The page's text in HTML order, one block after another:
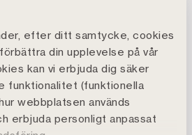
efter ditt samtycke, cookies
din upplevelse på vår
kan vi erbjuda dig säker
funktionalitet (funktionella
webbplatsen används
erbjuda personligt anpassat
försäkringen
Credit Life
bara några
dem på08-490